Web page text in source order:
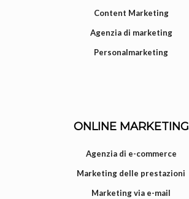
Content Marketing
Agenzia di marketing
Personalmarketing
ONLINE MARKETING
Agenzia di e-commerce
Marketing delle prestazioni
Marketing via e-mail